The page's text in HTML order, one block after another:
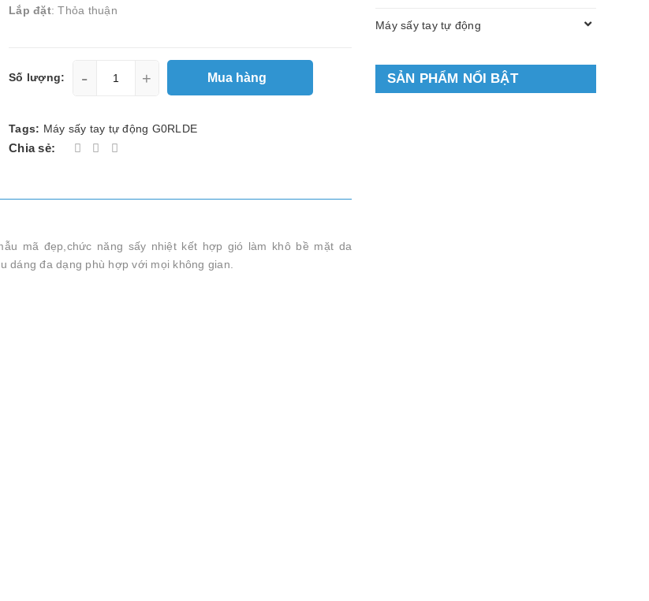
Lắp đặt: Thỏa thuận
Số lượng: - + Mua hàng
Tags: Máy sấy tay tự động G0RLDE
Chia sẻ:
mã đẹp,chức năng sấy nhiệt kết hợp gió làm khô bề mặt da
dáng đa dạng phù hợp với mọi không gian.
Máy sấy tay tự động
SẢN PHẨM NỔI BẬT